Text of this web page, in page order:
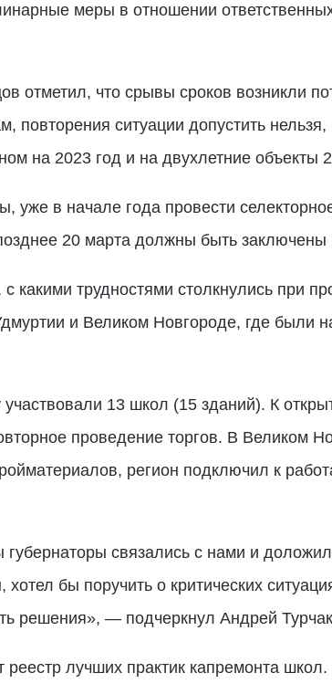
меры в отношении
отметил, что срывы сроков возникли
повторения ситуации допустить
на 2023 год и на двухлетние объекты
уже в начале года провести
20 марта должны быть заключены
какими трудностями столкнулись при
и Великом Новгороде, где были
13 школ (15 зданий). К
проведение торгов. В Великом
регион подключил к
связались с нами и
бы поручить о критических
решения», — подчеркнул Андрей
лучших практик капремонта